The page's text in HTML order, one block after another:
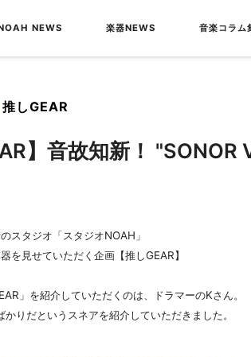
NEWS 楽器NEWS 音楽コラム
推しGEAR
】音故知新！
スタジオ「スタジオNOAH」
を見せていただく企画【推しGEAR】
」を紹介していただくのは、ドラマーのKさん。
かりだというスネアを紹介していただきました。